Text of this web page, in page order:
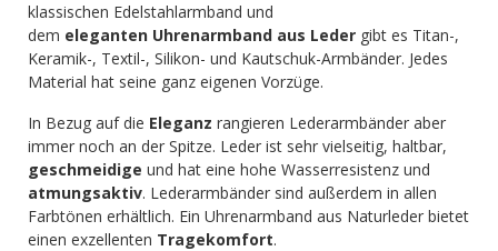
klassischen Edelstahlarmband und
dem eleganten Uhrenarmband aus Leder gibt es Titan-,
Keramik-, Textil-, Silikon- und Kautschuk-Armbänder. Jedes
Material hat seine ganz eigenen Vorzüge.
In Bezug auf die Eleganz rangieren Lederarmbänder aber
immer noch an der Spitze. Leder ist sehr vielseitig, haltbar,
geschmeidige und hat eine hohe Wasserresistenz und
atmungsaktiv. Lederarmbänder sind außerdem in allen
Farbtönen erhältlich. Ein Uhrenarmband aus Naturleder bietet
einen exzellenten Tragekomfort.